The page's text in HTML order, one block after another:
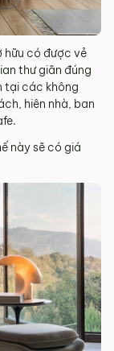
hữu có được vẻ
thư giãn đúng
tại các không
hiên nhà, ban
này sẽ có giá